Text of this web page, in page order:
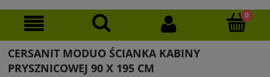
CERSANIT MODUO ŚCIANKA KABINY
PRYSZNICOWEJ 90 X 195 CM